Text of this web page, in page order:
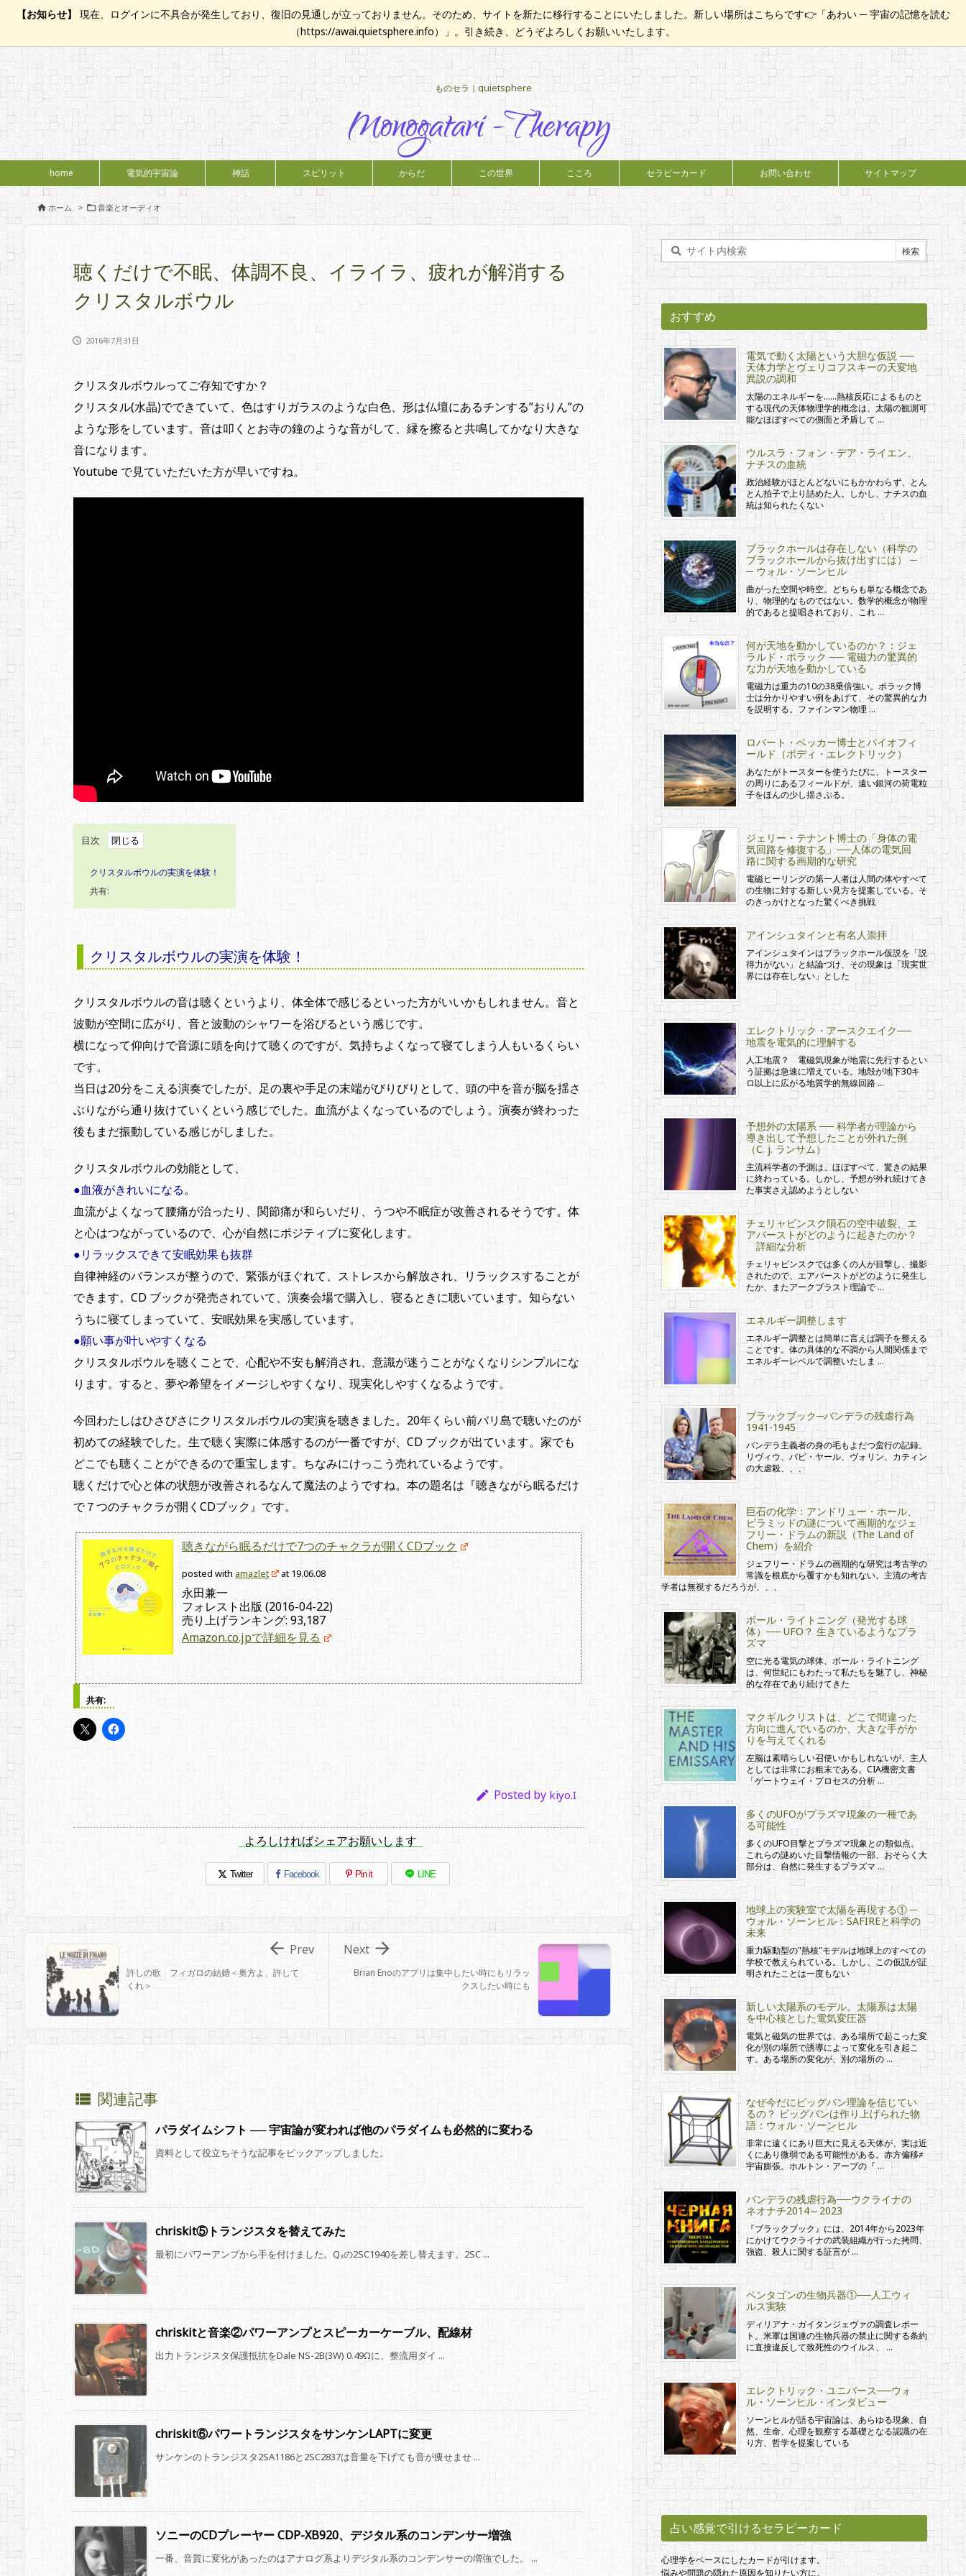
【お知らせ】
現在、ログインに不具合が発生しており、復旧の見通しが立っておりません。そのため、サイトを新たに移行することにいたしました。新しい場所はこちらです👉「あわい ─ 宇宙の記憶を読む
（https://awai.quietsphere.info）」。引き続き、どうぞよろしくお願いいたします。
ものセラ｜quietsphere
home 電気的宇宙論 神話 スピリット からだ この世界 こころ セラピーカード お問い合わせ サイトマップ
 ホーム >  音楽とオーディオ
聴くだけで不眠、体調不良、イライラ、疲れが解消する
クリスタルボウル
 2016年7月31日
クリスタルボウルってご存知ですか？
クリスタル(水晶)でできていて、色はすりガラスのような白色、形は仏壇にあるチンする”おりん”の
ような形をしています。音は叩くとお寺の鐘のような音がして、縁を擦ると共鳴してかなり大きな
音になります。
Youtube で見ていただいた方が早いですね。
目次
クリスタルボウルの実演を体験！
共有:
クリスタルボウルの実演を体験！
クリスタルボウルの音は聴くというより、体全体で感じるといった方がいいかもしれません。音と
波動が空間に広がり、音と波動のシャワーを浴びるという感じです。
横になって仰向けで音源に頭を向けて聴くのですが、気持ちよくなって寝てしまう人もいるくらい
です。
当日は20分をこえる演奏でしたが、足の裏や手足の末端がびりびりとして、頭の中を音が脳を揺さ
ぶりながら通り抜けていくという感じでした。血流がよくなっているのでしょう。演奏が終わった
後もまだ振動している感じがしました。
クリスタルボウルの効能として、
●血液がきれいになる。
血流がよくなって腰痛が治ったり、関節痛が和らいだり、うつや不眠症が改善されるそうです。体
と心はつながっているので、心が自然にポジティブに変化します。
●リラックスできて安眠効果も抜群
自律神経のバランスが整うので、緊張がほぐれて、ストレスから解放され、リラックスすることが
できます。CD ブックが発売されていて、演奏会場で購入し、寝るときに聴いています。知らない
うちに寝てしまっていて、安眠効果を実感しています。
●願い事が叶いやすくなる
クリスタルボウルを聴くことで、心配や不安も解消され、意識が迷うことがなくなりシンプルにな
ります。すると、夢や希望をイメージしやすくなり、現実化しやすくなるようです。
今回わたしはひさびさにクリスタルボウルの実演を聴きました。20年くらい前バリ島で聴いたのが
初めての経験でした。生で聴く実際に体感するのが一番ですが、CD ブックが出ています。家でも
どこでも聴くことができるので重宝します。ちなみにけっこう売れているようです。
聴くだけで心と体の状態が改善されるなんて魔法のようですね。本の題名は『聴きながら眠るだけ
で７つのチャクラが開くCDブック』です。
聴きながら眠るだけで7つのチャクラが開くCDブック
posted with amazlet at 19.06.08
永田兼一
フォレスト出版 (2016-04-22)
売り上げランキング: 93,187
Amazon.co.jpで詳細を見る
共有:
 Posted by kiyo.I
よろしければシェアお願いします
Twitter Facebook Pin it LINE
Brian Enoのアプリは集中したい時にもリラッ
クスしたい時にも

Next
許しの歌 フィガロの結婚＜奥方よ、許して
くれ＞
Prev
 関連記事
パラダイムシフト ── 宇宙論が変われば他のパラダイムも必然的に変わる
資料として役立ちそうな記事をピックアップしました。
chriskit⑤トランジスタを替えてみた
最初にパワーアンプから手を付けました。Q₃の2SC1940を差し替えます。2SC ...
chriskitと音楽②パワーアンプとスピーカーケーブル、配線材
出力トランジスタ保護抵抗をDale NS-2B(3W) 0.49Ωに、整流用ダイ ...
chriskit⑥パワートランジスタをサンケンLAPTに変更
サンケンのトランジスタ2SA1186と2SC2837は音量を下げても音が痩せませ ...
ソニーのCDプレーヤー CDP-XB920、デジタル系のコンデンサー増強
一番、音質に変化があったのはアナログ系よりデジタル系のコンデンサーの増強でした。 ...
おすすめ
電気で動く太陽という大胆な仮説 ──
天体力学とヴェリコフスキーの天変地
異説の調和
太陽のエネルギーを……熱核反応によるものと
する現代の天体物理学的概念は、太陽の観測可
能なほぼすべての側面と矛盾して …
ウルスラ・フォン・デア・ライエン、
ナチスの血統
政治経験がほとんどないにもかかわらず、とん
とん拍子で上り詰めた人。しかし、ナチスの血
統は知られたくない
ブラックホールは存在しない（科学の
ブラックホールから抜け出すには） ─
─ ウォル・ソーンヒル
曲がった空間や時空。どちらも単なる概念であ
り、物理的なものではない。数学的概念が物理
的であると提唱されており、これ …
何が天地を動かしているのか？：ジェ
ラルド・ポラック ── 電磁力の驚異的
な力が天地を動かしている
電磁力は重力の10の38乗倍強い。ポラック博
士は分かりやすい例をあげて、その驚異的な力
を説明する。ファインマン物理 …
ロバート・ベッカー博士とバイオフィ
ールド（ボディ・エレクトリック）
あなたがトースターを使うたびに、トースター
の周りにあるフィールドが、遠い銀河の荷電粒
子をほんの少し揺さぶる。
ジェリー・テナント博士の「身体の電
気回路を修復する」──人体の電気回
路に関する画期的な研究
電磁ヒーリングの第一人者は人間の体やすべて
の生物に対する新しい見方を提案している。そ
のきっかけとなった驚くべき挑戦
アインシュタインと有名人崇拝
アインシュタインはブラックホール仮説を「説
得力がない」と結論づけ、その現象は「現実世
界には存在しない」とした
エレクトリック・アースクエイク──
地震を電気的に理解する
人工地震？ 電磁気現象が地震に先行するとい
う証拠は急速に増えている。地殻が地下30キ
ロ以上に広がる地質学的無線回路 …
予想外の太陽系 ── 科学者が理論から
導き出して予想したことが外れた例
（C. j. ランサム）
主流科学者の予測は、ほぼすべて、驚きの結果
に終わっている。しかし、予想が外れ続けてき
た事実さえ認めようとしない
チェリャビンスク隕石の空中破裂、エ
アバーストがどのように起きたのか？
詳細な分析
チェリャビンスクでは多くの人が目撃し、撮影
されたので、エアバーストがどのように発生し
たか、またアークブラスト理論で …
エネルギー調整します
エネルギー調整とは簡単に言えば調子を整える
ことです。体の具体的な不調から人間関係まで
エネルギーレベルで調整いたしま …
ブラックブック─バンデラの残虐行為
1941-1945
バンデラ主義者の身の毛もよだつ蛮行の記録。
リヴィウ、バビ・ヤール、ヴォリン、カティン
の大虐殺、、、
巨石の化学：アンドリュー・ホール、
ピラミッドの謎について画期的なジェ
フリー・ドラムの新説（The Land of
Chem）を紹介
ジェフリー・ドラムの画期的な研究は考古学の
常識を根底から覆すかも知れない。主流の考古
学者は無視するだろうが、、、
ボール・ライトニング（発光する球
体）── UFO？ 生きているようなプラ
ズマ
空に光る電気の球体、ボール・ライトニング
は、何世紀にもわたって私たちを魅了し、神秘
的な存在であり続けてきた
マクギルクリストは、どこで間違った
方向に進んでいるのか、大きな手がか
りを与えてくれる
左脳は素晴らしい召使いかもしれないが、主人
としては非常にお粗末である。CIA機密文書
「ゲートウェイ・プロセスの分析 …
多くのUFOがプラズマ現象の一種であ
る可能性
多くのUFO目撃とプラズマ現象との類似点。
これらの謎めいた目撃情報の一部、おそらく大
部分は、自然に発生するプラズマ …
地球上の実験室で太陽を再現する① ─
ウォル・ソーンヒル：SAFIREと科学の
未来
重力駆動型の"熱核"モデルは地球上のすべての
学校で教えられている。しかし、この仮説が証
明されたことは一度もない
新しい太陽系のモデル。太陽系は太陽
を中心核とした電気変圧器
電気と磁気の世界では、ある場所で起こった変
化が別の場所で誘導によって変化を引き起こ
す。ある場所の変化が、別の場所の …
なぜ今だにビッグバン理論を信じてい
るの？ ビッグバンは作り上げられた物
語：ウォル・ソーンヒル
非常に遠くにあり巨大に見える天体が、実は近
くにあり微弱である可能性がある。赤方偏移≠
宇宙膨張。ホルトン・アープの『 …
バンデラの残虐行為──ウクライナの
ネオナチ2014～2023
『ブラックブック』には、2014年から2023年
にかけてウクライナの武装組織が行った拷問、
強盗、殺人に関する証言が …
ペンタゴンの生物兵器①──人工ウィ
ルス実験
ディリアナ・ガイタンジェヴァの調査レポー
ト。米軍は国連の生物兵器の禁止に関する条約
に直接違反して致死性のウイルス、 …
エレクトリック・ユニバース──ウォ
ル・ソーンヒル・インタビュー
ソーンヒルが語る宇宙論は、あらゆる現象、自
然、生命、心理を観察する基礎となる認識の在
り方、哲学を提案している
占い感覚で引けるセラピーカード
心理学をベースにしたカードが引けます。
悩みや問題の隠れた原因を知りたい方に。